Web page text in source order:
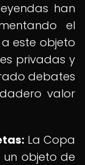
han
el
este objeto
privadas y
debates
valor
La Copa
un objeto de